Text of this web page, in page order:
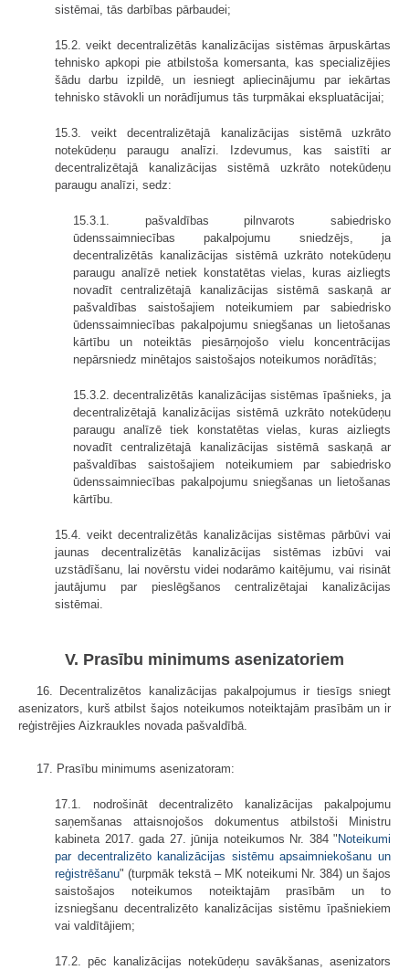
sistēmai, tās darbības pārbaudei;
15.2. veikt decentralizētās kanalizācijas sistēmas ārpuskārtas
tehnisko apkopi pie atbilstoša komersanta, kas specializējies
šādu darbu izpildē, un iesniegt apliecinājumu par iekārtas
tehnisko stāvokli un norādījumus tās turpmākai ekspluatācijai;
15.3. veikt decentralizētajā kanalizācijas sistēmā uzkrāto
notekūdeņu paraugu analīzi. Izdevumus, kas saistīti ar
decentralizētajā kanalizācijas sistēmā uzkrāto notekūdeņu
paraugu analīzi, sedz:
15.3.1. pašvaldības pilnvarots sabiedrisko
ūdenssaimniecības pakalpojumu sniedzējs, ja
decentralizētās kanalizācijas sistēmā uzkrāto notekūdeņu
paraugu analīzē netiek konstatētas vielas, kuras aizliegts
novadīt centralizētajā kanalizācijas sistēmā saskaņā ar
pašvaldības saistošajiem noteikumiem par sabiedrisko
ūdenssaimniecības pakalpojumu sniegšanas un lietošanas
kārtību un noteiktās piesārņojošo vielu koncentrācijas
nepārsniedz minētajos saistošajos noteikumos norādītās;
15.3.2. decentralizētās kanalizācijas sistēmas īpašnieks, ja
decentralizētajā kanalizācijas sistēmā uzkrāto notekūdeņu
paraugu analīzē tiek konstatētas vielas, kuras aizliegts
novadīt centralizētajā kanalizācijas sistēmā saskaņā ar
pašvaldības saistošajiem noteikumiem par sabiedrisko
ūdenssaimniecības pakalpojumu sniegšanas un lietošanas
kārtību.
15.4. veikt decentralizētās kanalizācijas sistēmas pārbūvi vai
jaunas decentralizētās kanalizācijas sistēmas izbūvi vai
uzstādīšanu, lai novērstu videi nodarāmo kaitējumu, vai risināt
jautājumu par pieslēgšanos centralizētajai kanalizācijas
sistēmai.
V. Prasību minimums asenizatoriem
16. Decentralizētos kanalizācijas pakalpojumus ir tiesīgs sniegt
asenizators, kurš atbilst šajos noteikumos noteiktajām prasībām un ir
reģistrējies Aizkraukles novada pašvaldībā.
17. Prasību minimums asenizatoram:
17.1. nodrošināt decentralizēto kanalizācijas pakalpojumu
saņemšanas attaisnojošos dokumentus atbilstoši Ministru
kabineta 2017. gada 27. jūnija noteikumos Nr. 384 "Noteikumi
par decentralizēto kanalizācijas sistēmu apsaimniekošanu un
reģistrēšanu" (turpmāk tekstā – MK noteikumi Nr. 384) un šajos
saistošajos noteikumos noteiktajām prasībām un to
izsniegšanu decentralizēto kanalizācijas sistēmu īpašniekiem
vai valdītājiem;
17.2. pēc kanalizācijas notekūdeņu savākšanas, asenizators